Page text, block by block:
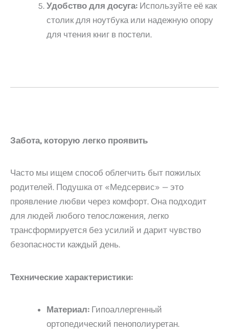
Удобство для досуга: Используйте её как
столик для ноутбука или надежную опору
для чтения книг в постели.
Забота, которую легко проявить
Часто мы ищем способ облегчить быт пожилых
родителей. Подушка от «Медсервис» — это
проявление любви через комфорт. Она подходит
для людей любого телосложения, легко
трансформируется без усилий и дарит чувство
безопасности каждый день.
Технические характеристики:
Материал: Гипоаллергенный
ортопедический пенополиуретан.